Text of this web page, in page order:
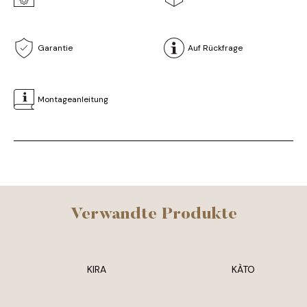
Garantie Auf Rückfrage
Montageanleitung
Verwandte Produkte
KIRA KÀTO